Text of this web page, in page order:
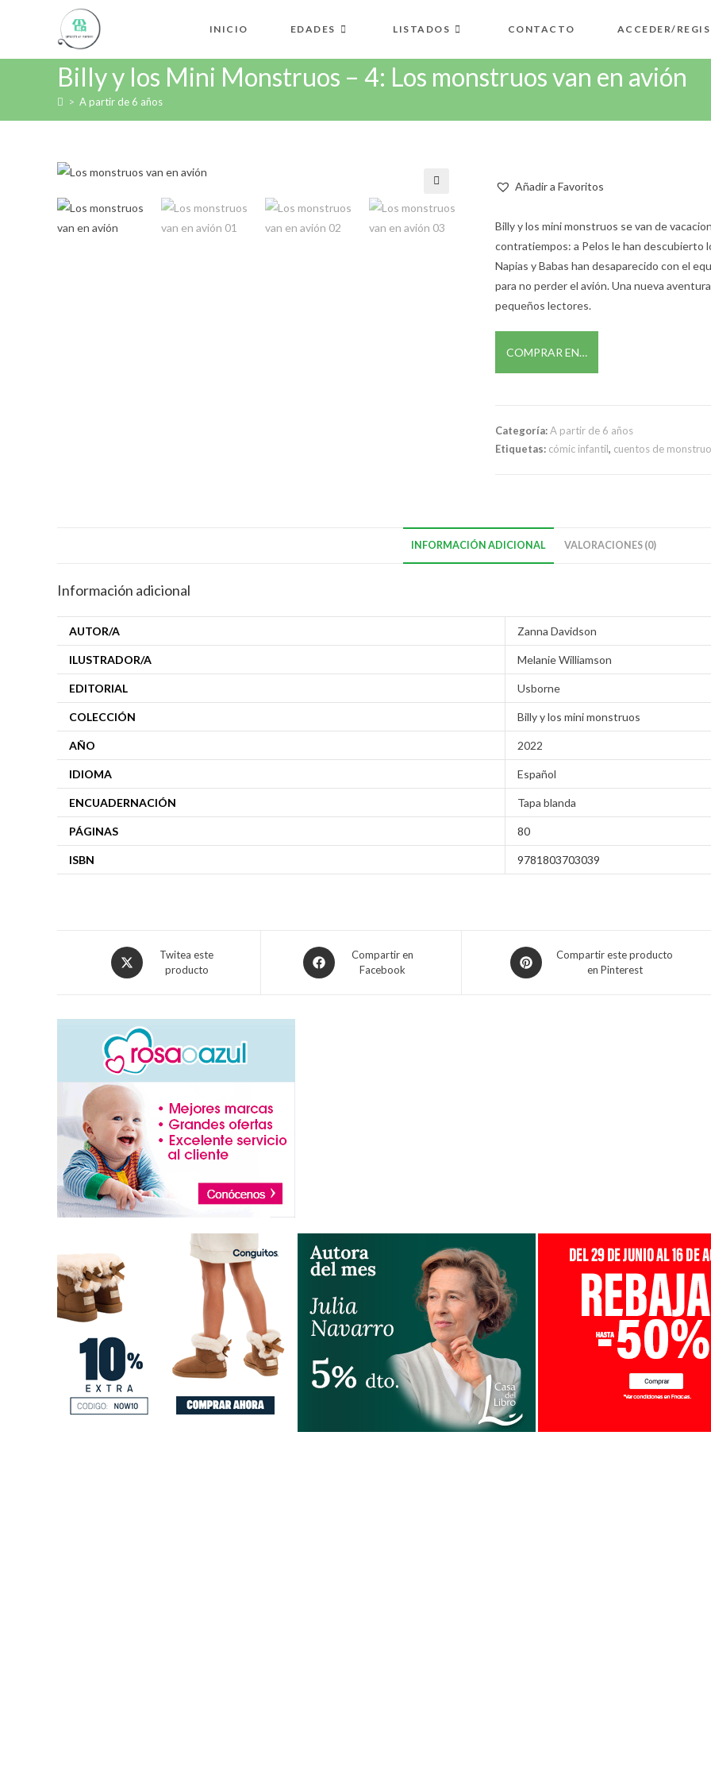
INICIO EDADES LISTADOS CONTACTO ACCEDER/
Billy y los Mini Monstruos – 4: Los monstruos van en avión
> A partir de 6 años
🔍
Añadir a Favoritos
Billy y los mini monstruos se van de
contratiempos: a Pelos le han descubierto
Napias y Babas han desaparecido con el
para no perder el avión. Una nueva
pequeños lectores.
COMPRAR EN…
Categoría:A partir de 6 años
Etiquetas: cómic infantil, cuentos de
INFORMACIÓN ADICIONAL VALORACIONES (0)
Información adicional
AUTOR/A Zanna Davidson
ILUSTRADOR/A Melanie Williamson
EDITORIAL Usborne
COLECCIÓN Billy y los mini monstruos
AÑO 2022
IDIOMA Español
ENCUADERNACIÓN Tapa blanda
PÁGINAS 80
ISBN 9781803703039
Twitea este
producto
Compartir en
Facebook
Compartir este producto
en Pinterest